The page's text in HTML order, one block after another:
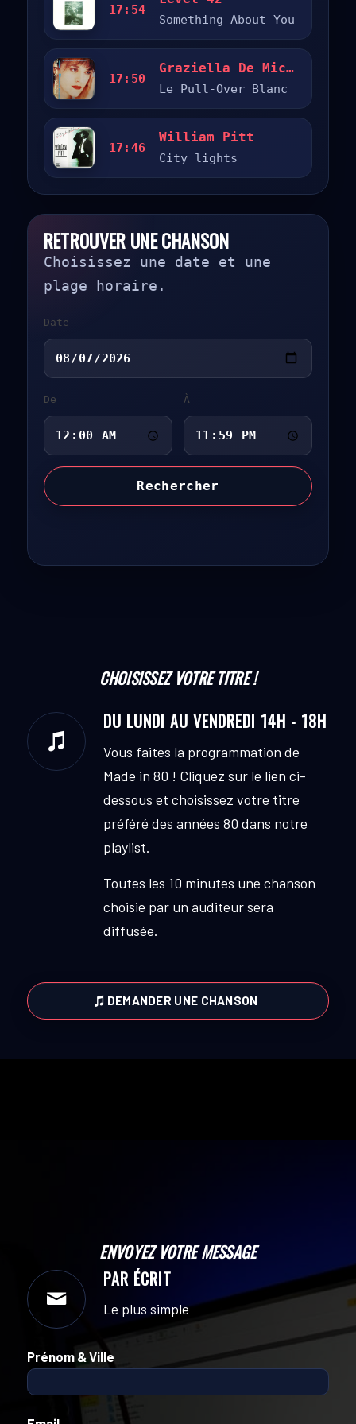
17:54
Something About You
17:50
Graziella De Michele
Le Pull-Over Blanc
17:46
William Pitt
City lights
RETROUVER UNE CHANSON
Choisissez une date et une
plage horaire.
Date
De À
Rechercher
CHOISISSEZ VOTRE TITRE !
DU LUNDI AU VENDREDI 14H - 18H
Vous faites la programmation de
Made in 80 ! Cliquez sur le lien ci-
dessous et choisissez votre titre
préféré des années 80 dans notre
playlist.
Toutes les 10 minutes une chanson
choisie par un auditeur sera
diffusée.
DEMANDER UNE CHANSON
ENVOYEZ VOTRE MESSAGE
PAR ÉCRIT
Le plus simple
Prénom & Ville